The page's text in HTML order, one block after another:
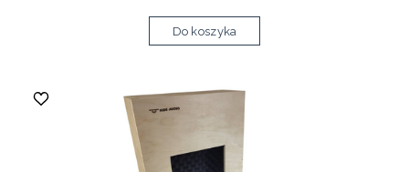
Do koszyka